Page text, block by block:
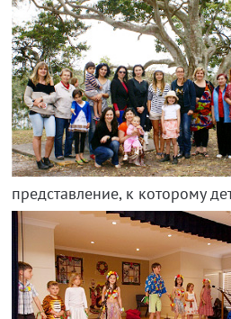
представление, к которому